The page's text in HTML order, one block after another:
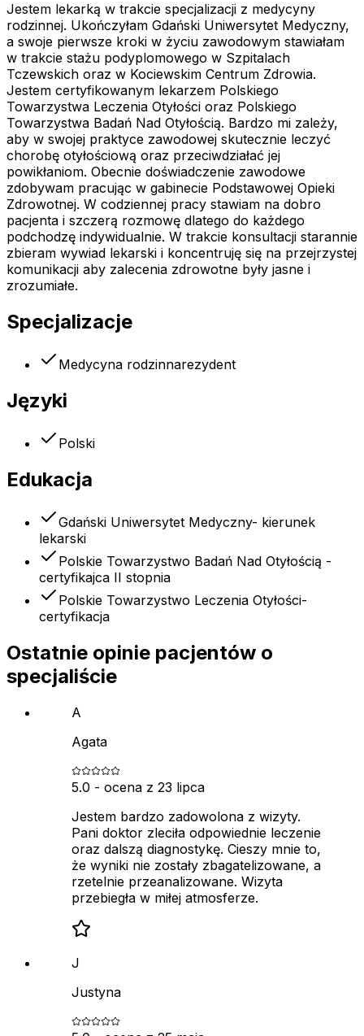
Jestem lekarką w trakcie specjalizacji z medycyny
rodzinnej. Ukończyłam Gdański Uniwersytet Medyczny,
a swoje pierwsze kroki w życiu zawodowym stawiałam
w trakcie stażu podyplomowego w Szpitalach
Tczewskich oraz w Kociewskim Centrum Zdrowia.
Jestem certyfikowanym lekarzem Polskiego
Towarzystwa Leczenia Otyłości oraz Polskiego
Towarzystwa Badań Nad Otyłością. Bardzo mi zależy,
aby w swojej praktyce zawodowej skutecznie leczyć
chorobę otyłościową oraz przeciwdziałać jej
powikłaniom. Obecnie doświadczenie zawodowe
zdobywam pracując w gabinecie Podstawowej Opieki
Zdrowotnej. W codziennej pracy stawiam na dobro
pacjenta i szczerą rozmowę dlatego do każdego
podchodzę indywidualnie. W trakcie konsultacji starannie
zbieram wywiad lekarski i koncentruję się na przejrzystej
komunikacji aby zalecenia zdrowotne były jasne i
zrozumiałe.
Specjalizacje
Medycyna rodzinnarezydent
Języki
Polski
Edukacja
Gdański Uniwersytet Medyczny- kierunek
lekarski
Polskie Towarzystwo Badań Nad Otyłością -
certyfikajca II stopnia
Polskie Towarzystwo Leczenia Otyłości-
certyfikacja
Ostatnie opinie pacjentów o
specjaliście
A
Agata
5.0 - ocena z 23 lipca
Jestem bardzo zadowolona z wizyty.
Pani doktor zleciła odpowiednie leczenie
oraz dalszą diagnostykę. Cieszy mnie to,
że wyniki nie zostały zbagatelizowane, a
rzetelnie przeanalizowane. Wizyta
przebiegła w miłej atmosferze.
J
Justyna